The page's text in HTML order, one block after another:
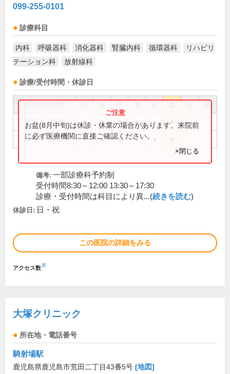
099-255-0101
診療科目
内科 呼吸器科 消化器科 腎臓内科 循環器科
リハビリ
テーション科
放射線科
診療/受付時間・休診日
祝
9:00～12:30 ● ● ● ● ●
14:00～18:00 ● ● ● ●
お盆(8月中旬)は休診・休業の場合があります。来院前
に必ず医療機関に直接ご確認ください。
×閉じる
備考: 一部診療科予約制
受付時間8:30～12:00 13:30～17:30
診療・受付時間は科目により異...(続きを読む)
休診日: 日・祝
この医院の詳細をみる
アクセス数※
大塚クリニック
所在地・電話番号
騎射場駅
鹿児島県鹿児島市荒田二丁目43番5号 [地図]